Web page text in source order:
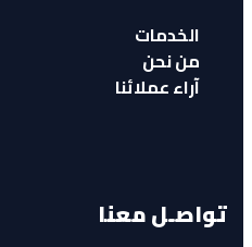
الخدمات
من نحن
آراء عملائنا
تواصـل معنا